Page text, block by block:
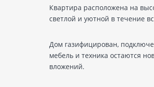
Квартира расположена на
светлой и уютной в течение
Дом газифицирован,
мебель и техника остаются
вложений.